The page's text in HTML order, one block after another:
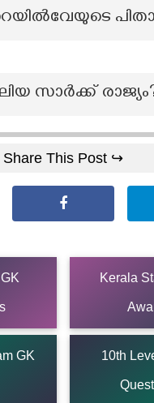
സാർക്ക്
Share This Post ↪
Kerala
GK 10th